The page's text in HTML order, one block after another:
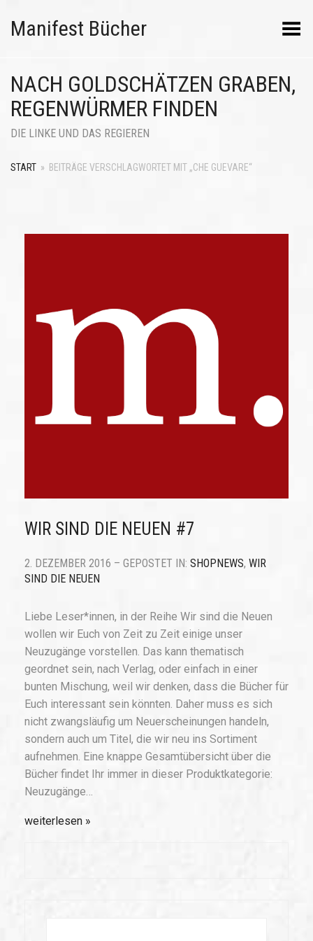
Manifest Bücher Menü umschalten
NACH GOLDSCHÄTZEN GRABEN,
REGENWÜRMER FINDEN
DIE LINKE UND DAS REGIEREN
START » BEITRÄGE VERSCHLAGWORTET MIT „CHE GUEVARE“
WIR SIND DIE NEUEN #7
2. DEZEMBER 2016 – GEPOSTET IN: SHOPNEWS, WIR
SIND DIE NEUEN
Liebe Leser*innen, in der Reihe Wir sind die Neuen
wollen wir Euch von Zeit zu Zeit einige unser
Neuzugänge vorstellen. Das kann thematisch
geordnet sein, nach Verlag, oder einfach in einer
bunten Mischung, weil wir denken, dass die Bücher für
Euch interessant sein könnten. Daher muss es sich
nicht zwangsläufig um Neuerscheinungen handeln,
sondern auch um Titel, die wir neu ins Sortiment
aufnehmen. Eine knappe Gesamtübersicht über die
Bücher findet Ihr immer in dieser Produktkategorie:
Neuzugänge…
weiterlesen